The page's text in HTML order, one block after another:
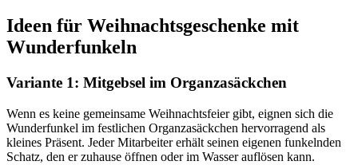
Ideen für Weihnachtsgeschenke mit
Wunderfunkeln
Variante 1: Mitgebsel im Organzasäckchen
Wenn es keine gemeinsame Weihnachtsfeier gibt, eignen sich die
Wunderfunkel im festlichen Organzasäckchen hervorragend als
kleines Präsent. Jeder Mitarbeiter erhält seinen eigenen funkelnden
Schatz, den er zuhause öffnen oder im Wasser auflösen kann.